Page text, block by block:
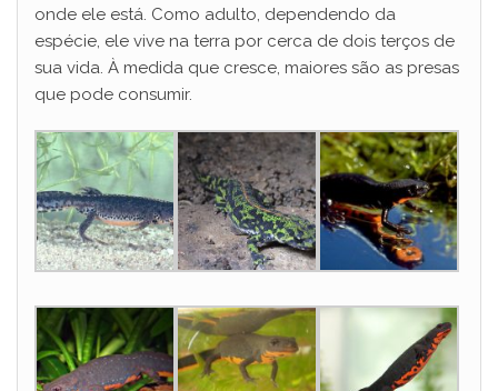
onde ele está. Como adulto, dependendo da
espécie, ele vive na terra por cerca de dois terços de
sua vida. À medida que cresce, maiores são as presas
que pode consumir.